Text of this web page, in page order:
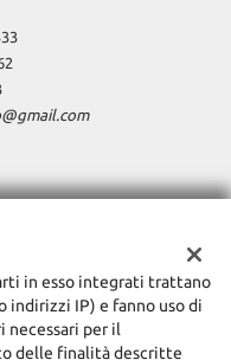
in esso integrati trattano
indirizzi IP) e fanno uso di
necessari per il
delle finalità descritte